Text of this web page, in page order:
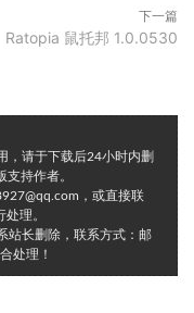
下一篇
Ratopia 鼠托邦 1.0.0530
，请于下载后24小时内删
持作者。
，或直接联
理。
站长删除，联系方式：邮
处理！